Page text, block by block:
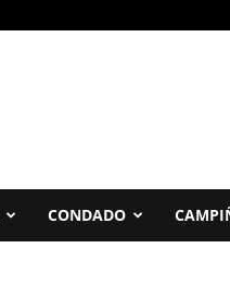
CONDADO